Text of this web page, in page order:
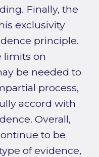
Finally, the
exclusivity
principle.
limits on
be needed to
process,
accord with
Overall,
to be
of evidence,